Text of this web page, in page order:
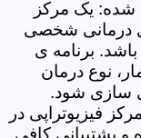
یک مرکز
ی درمانی شخصی
برنامه ی
نوع درمان
سازی شود.
فیزیوتراپی در
و پشتیبانی کافی